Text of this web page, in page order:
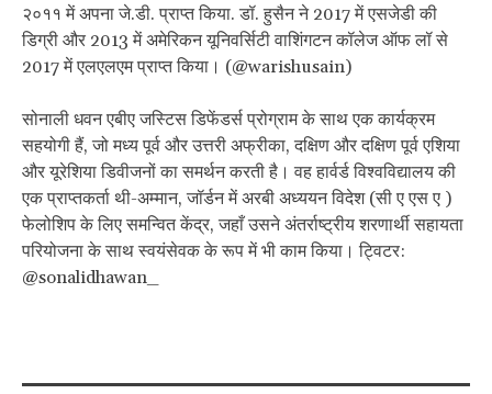
२०११ में अपना जे.डी. प्राप्त किया. डॉ. हुसैन ने 2017 में एसजेडी की
डिग्री और 2013 में अमेरिकन यूनिवर्सिटी वाशिंगटन कॉलेज ऑफ लॉ से
2017 में एलएलएम प्राप्त किया। (@warishusain)
सोनाली धवन एबीए जस्टिस डिफेंडर्स प्रोग्राम के साथ एक कार्यक्रम
सहयोगी हैं, जो मध्य पूर्व और उत्तरी अफ्रीका, दक्षिण और दक्षिण पूर्व एशिया
और यूरेशिया डिवीजनों का समर्थन करती है। वह हार्वर्ड विश्वविद्यालय की
एक प्राप्तकर्ता थी-अम्मान, जॉर्डन में अरबी अध्ययन विदेश (सी ए एस ए )
फेलोशिप के लिए समन्वित केंद्र, जहाँ उसने अंतर्राष्ट्रीय शरणार्थी सहायता
परियोजना के साथ स्वयंसेवक के रूप में भी काम किया। ट्विटर:
@sonalidhawan_